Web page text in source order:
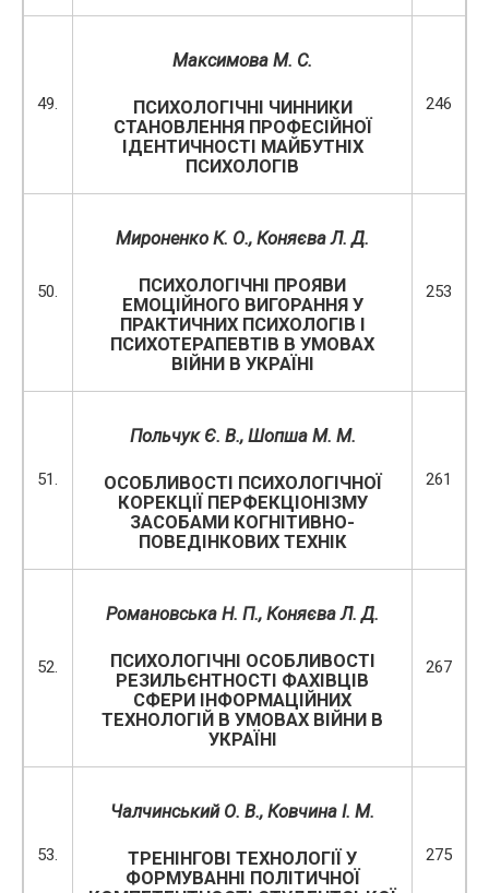
49.
Максимова М. С.
ПСИХОЛОГІЧНІ ЧИННИКИ
СТАНОВЛЕННЯ ПРОФЕСІЙНОЇ
ІДЕНТИЧНОСТІ МАЙБУТНІХ
ПСИХОЛОГІВ
246
50.
Мироненко К. О., Коняєва Л. Д.
ПСИХОЛОГІЧНІ ПРОЯВИ
ЕМОЦІЙНОГО ВИГОРАННЯ У
ПРАКТИЧНИХ ПСИХОЛОГІВ І
ПСИХОТЕРАПЕВТІВ В УМОВАХ
ВІЙНИ В УКРАЇНІ
253
51.
Польчук Є. В., Шопша М. М.
ОСОБЛИВОСТІ ПСИХОЛОГІЧНОЇ
КОРЕКЦІЇ ПЕРФЕКЦІОНІЗМУ
ЗАСОБАМИ КОГНІТИВНО-
ПОВЕДІНКОВИХ ТЕХНІК
261
52.
Романовська Н. П., Коняєва Л. Д.
ПСИХОЛОГІЧНІ ОСОБЛИВОСТІ
РЕЗИЛЬЄНТНОСТІ ФАХІВЦІВ
СФЕРИ ІНФОРМАЦІЙНИХ
ТЕХНОЛОГІЙ В УМОВАХ ВІЙНИ В
УКРАЇНІ
267
53.
Чалчинський О. В., Ковчина І. М.
ТРЕНІНГОВІ ТЕХНОЛОГІЇ У
ФОРМУВАННІ ПОЛІТИЧНОЇ
275